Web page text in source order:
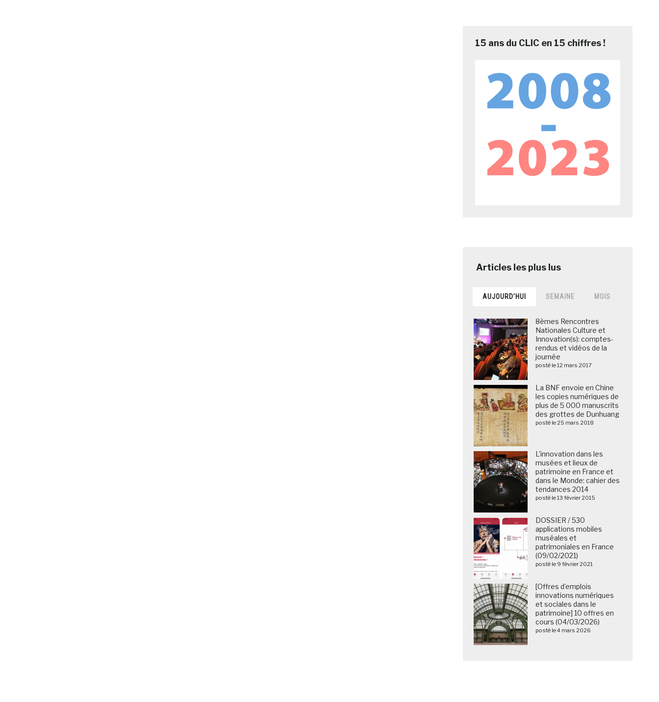
15 ans du CLIC en 15 chiffres !
AUJOURD’HUI SEMAINE MOIS
8èmes Rencontres
Nationales Culture et
Innovation(s): comptes-
rendus et vidéos de la
journée
posté le 12 mars 2017
La BNF envoie en Chine
les copies numériques de
plus de 5 000 manuscrits
des grottes de Dunhuang
posté le 25 mars 2018
L’innovation dans les
musées et lieux de
patrimoine en France et
dans le Monde: cahier des
tendances 2014
posté le 13 février 2015
DOSSIER / 530
applications mobiles
muséales et
patrimoniales en France
(09/02/2021)
posté le 9 février 2021
[Offres d’emplois
innovations numériques
et sociales dans le
patrimoine] 10 offres en
cours (04/03/2026)
posté le 4 mars 2026